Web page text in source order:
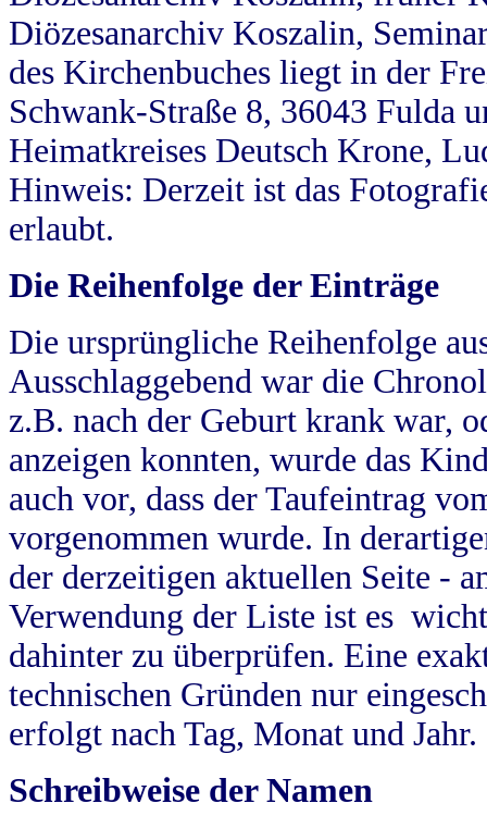
Diözesanarchiv Koszalin,
des Kirchenbuches liegt in der
Schwank-Straße 8, 36043 Fulda
Heimatkreises Deutsch Krone,
Hinweis: Derzeit ist das
erlaubt.
Die Reihenfolge der Einträge
Die ursprüngliche Reihenfolge
Ausschlaggebend war die
z.B. nach der Geburt krank war,
anzeigen konnten, wurde das
auch vor, dass der Taufeintrag
vorgenommen wurde. In
der derzeitigen aktuellen Seite -
Verwendung der Liste ist es
dahinter zu überprüfen. Eine
technischen Gründen nur
erfolgt nach Tag, Monat und Jahr.
Schreibweise der Namen